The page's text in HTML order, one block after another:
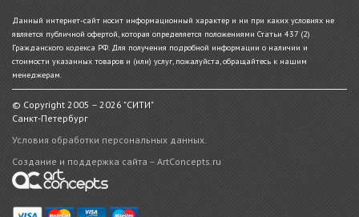
Данный интернет-сайт носит информационный характер и ни при каких условиях не
является публичной офертой, которая определяется положениями Статьи 437 (2)
Гражданского кодекса РФ. Для получения подробной информации о наличии и
стоимости указанных товаров и (или) услуг, пожалуйста, обращайтесь к нашим
менеджерам.
© Copyright 2005 – 2026 "СИТИ"
Санкт-Петербург
Условия обработки персональных данных.
Создание и поддержка сайта – ArtConcepts.ru